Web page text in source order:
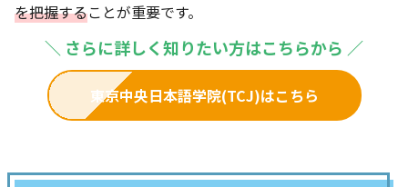
を把握することが重要です。
＼ さらに詳しく知りたい方はこちらから ／
東京中央日本語学院(TCJ)はこちら